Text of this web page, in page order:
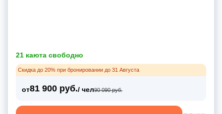
21 каюта свободно
Скидка до 20% при бронировании до 31 Августа
от81 900 руб./ чел90 090 руб.